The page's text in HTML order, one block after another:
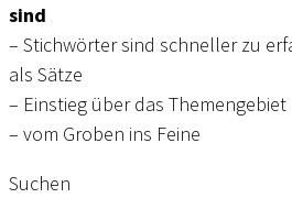
sind
– Stichwörter sind schneller zu
als Sätze
– Einstieg über das Themengebiet
– vom Groben ins Feine
Suchen